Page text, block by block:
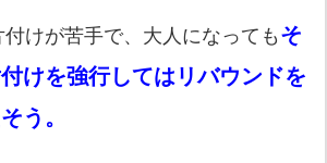
けが苦手で、大人になってもそ
けを強行してはリバウンドを
う。